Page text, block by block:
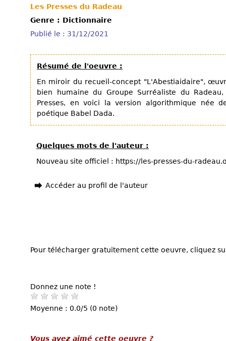
Les Presses du Radeau
Genre : Dictionnaire
Publié le : 31/12/2021
Résumé de l'oeuvre :
En miroir du recueil-concept "L'Abestiaidaire",
bien humaine du Groupe Surréaliste du
Presses, en voici la version algorithmique née
poétique Babel Dada.
Quelques mots de l'auteur :
Nouveau site officiel : https://les-presses-du-
Accéder au profil de l'auteur
Pour télécharger gratuitement cette oeuvre, cliquez
Donnez une note !
Moyenne : 0.0/5 (0 note)
Vous avez aimé cette oeuvre ?